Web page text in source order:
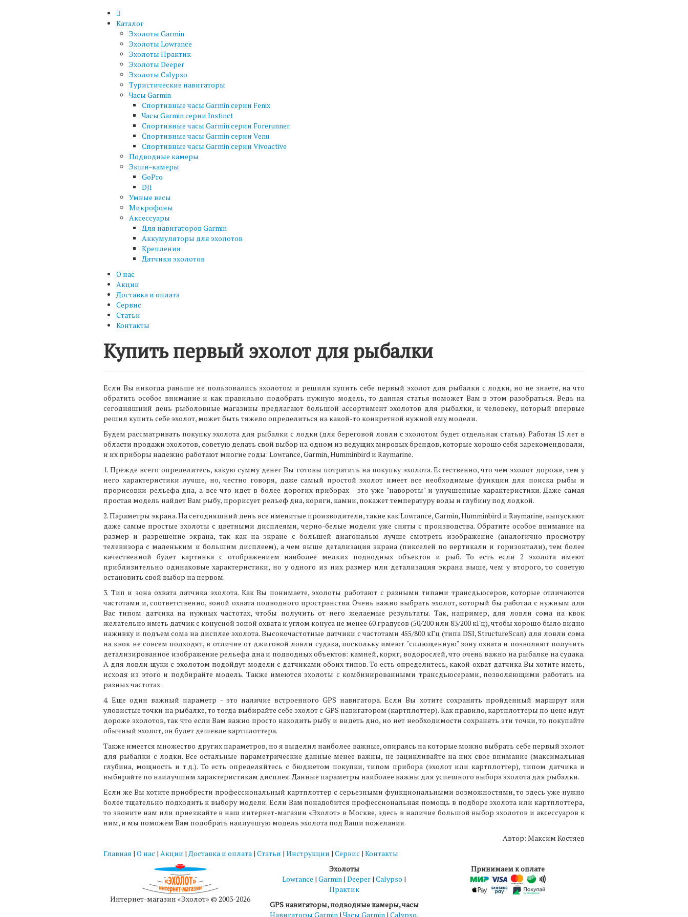
Каталог
Эхолоты Garmin
Эхолоты Lowrance
Эхолоты Практик
Эхолоты Deeper
Эхолоты Calypso
Туристические навигаторы
Часы Garmin
Спортивные часы Garmin серии Fenix
Часы Garmin серии Instinct
Спортивные часы Garmin серии Forerunner
Спортивные часы Garmin серии Venu
Спортивные часы Garmin серии Vivoactive
Подводные камеры
Экшн-камеры
GoPro
DJI
Умные весы
Микрофоны
Аксессуары
Для навигаторов Garmin
Аккумуляторы для эхолотов
Крепления
Датчики эхолотов
О нас
Акции
Доставка и оплата
Сервис
Статьи
Контакты
Купить первый эхолот для рыбалки
Если Вы никогда раньше не пользовались эхолотом и решили купить себе первый эхолот для рыбалки с лодки, но не знаете, на что
обратить особое внимание и как правильно подобрать нужную модель, то данная статья поможет Вам в этом разобраться. Ведь на
сегодняшний день рыболовные магазины предлагают большой ассортимент эхолотов для рыбалки, и человеку, который впервые
решил купить себе эхолот, может быть тяжело определиться на какой-то конкретной нужной ему модели.
Будем рассматривать покупку эхолота для рыбалки с лодки (для береговой ловли с эхолотом будет отдельная статья). Работая 15 лет в
области продажи эхолотов, советую делать свой выбор на одном из ведущих мировых брендов, которые хорошо себя зарекомендовали,
и их приборы надежно работают многие годы: Lowrance, Garmin, Humminbird и Raymarine.
1. Прежде всего определитесь, какую сумму денег Вы готовы потратить на покупку эхолота. Естественно, что чем эхолот дороже, тем у
него характеристики лучше, но, честно говоря, даже самый простой эхолот имеет все необходимые функции для поиска рыбы и
прорисовки рельефа дна, а все что идет в более дорогих приборах - это уже "навороты" и улучшенные характеристики. Даже самая
простая модель найдет Вам рыбу, прорисует рельеф дна, коряги, камни, покажет температуру воды и глубину под лодкой.
2. Параметры экрана. На сегодняшний день все именитые производители, такие как Lowrance, Garmin, Humminbird и Raymarine, выпускают
даже самые простые эхолоты с цветными дисплеями, черно-белые модели уже сняты с производства. Обратите особое внимание на
размер и разрешение экрана, так как на экране с большей диагональю лучше смотреть изображение (аналогично просмотру
телевизора с маленьким и большим дисплеем), а чем выше детализация экрана (пикселей по вертикали и горизонтали), тем более
качественной будет картинка с отображением наиболее мелких подводных объектов и рыб. То есть если 2 эхолота имеют
приблизительно одинаковые характеристики, но у одного из них размер или детализация экрана выше, чем у второго, то советую
остановить свой выбор на первом.
3. Тип и зона охвата датчика эхолота. Как Вы понимаете, эхолоты работают с разными типами трансдьюсеров, которые отличаются
частотами и, соответственно, зоной охвата подводного пространства. Очень важно выбрать эхолот, который бы работал с нужным для
Вас типом датчика на нужных частотах, чтобы получить от него желаемые результаты. Так, например, для ловли сома на квок
желательно иметь датчик с конусной зоной охвата и углом конуса не менее 60 градусов (50/200 или 83/200 кГц), чтобы хорошо было видно
наживку и подъем сома на дисплее эхолота. Высокочастотные датчики с частотами 455/800 кГц (типа DSI, StructureScan) для ловли сома
на квок не совсем подходят, в отличие от джиговой ловли судака, поскольку имеют "сплющенную" зону охвата и позволяют получить
детализированное изображение рельефа дна и подводных объектов: камней, коряг, водорослей, что очень важно на рыбалке на судака.
А для ловли щуки с эхолотом подойдут модели с датчиками обоих типов. То есть определитесь, какой охват датчика Вы хотите иметь,
исходя из этого и подбирайте модель. Также имеются эхолоты с комбинированными трансдьюсерами, позволяющими работать на
разных частотах.
4. Еще один важный параметр - это наличие встроенного GPS навигатора. Если Вы хотите сохранять пройденный маршрут или
уловистые точки на рыбалке, то тогда выбирайте себе эхолот с GPS навигатором (картплоттер). Как правило, картплоттеры по цене идут
дороже эхолотов, так что если Вам важно просто находить рыбу и видеть дно, но нет необходимости сохранять эти точки, то покупайте
обычный эхолот, он будет дешевле картплоттера.
Также имеется множество других параметров, но я выделил наиболее важные, опираясь на которые можно выбрать себе первый эхолот
для рыбалки с лодки. Все остальные параметрические данные менее важны, не зацикливайте на них свое внимание (максимальная
глубина, мощность и т.д.). То есть определяйтесь с бюджетом покупки, типом прибора (эхолот или картплоттер), типом датчика и
выбирайте по наилучшим характеристикам дисплея. Данные параметры наиболее важны для успешного выбора эхолота для рыбалки.
Если же Вы хотите приобрести профессиональный картплоттер с серьезными функциональными возможностями, то здесь уже нужно
более тщательно подходить к выбору модели. Если Вам понадобится профессиональная помощь в подборе эхолота или картплоттера,
то звоните нам или приезжайте в наш интернет-магазин «Эхолот» в Москве, здесь в наличие большой выбор эхолотов и аксессуаров к
ним, и мы поможем Вам подобрать наилучшую модель эхолота под Ваши пожелания.
Автор: Максим Костяев
Главная | О нас | Акции |Доставка и оплата | Статьи | Инструкции | Сервис | Контакты
Интернет-магазин «Эхолот» © 2003-2026
Эхолоты
Lowrance | Garmin | Deeper | Calypso |
Практик
GPS навигаторы, подводные камеры, часы
Навигаторы Garmin |Часы Garmin | Calypso,
Принимаем к оплате